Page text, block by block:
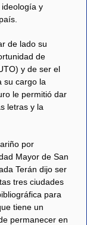
y
de lado su
de
y de ser el
su cargo la
le permitió dar
letras y la
por
Mayor de San
Terán dijo ser
tres ciudades
para
tiene un
permanecer en